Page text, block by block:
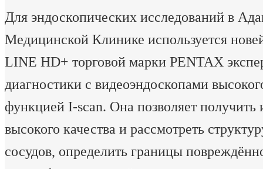
Для эндоскопических исследований в
Медицинской Клинике используется
LINE HD+ торговой марки PENTAX
диагностики с видеоэндоскопами
функцией I-scan. Она позволяет получить
высокого качества и рассмотреть
сосудов, определить границы